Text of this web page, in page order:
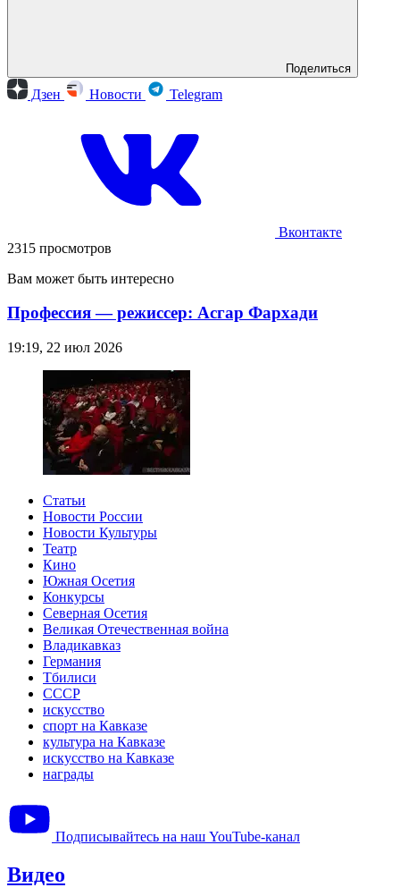
Поделиться
Дзен Новости Telegram
Вконтакте
2315 просмотров
Вам может быть интересно
Профессия — режиссер: Асгар Фархади
19:19, 22 июл 2026
Статьи
Новости России
Новости Культуры
Театр
Кино
Южная Осетия
Конкурсы
Северная Осетия
Великая Отечественная война
Владикавказ
Германия
Тбилиси
СССР
искусство
спорт на Кавказе
культура на Кавказе
искусство на Кавказе
награды
Подписывайтесь на наш YouTube-канал
Видео